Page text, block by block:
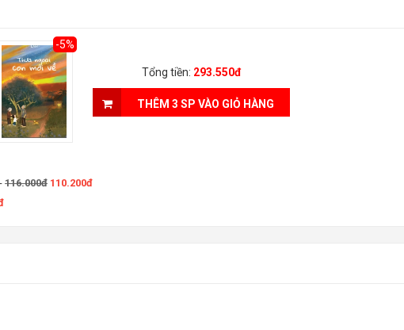
-5%
Tổng tiền: 293.550đ
THÊM 3 SP VÀO GIỎ HÀNG
- 116.000đ 110.200đ